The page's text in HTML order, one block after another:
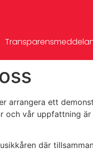
arrangera ett
och vår uppfattning
där